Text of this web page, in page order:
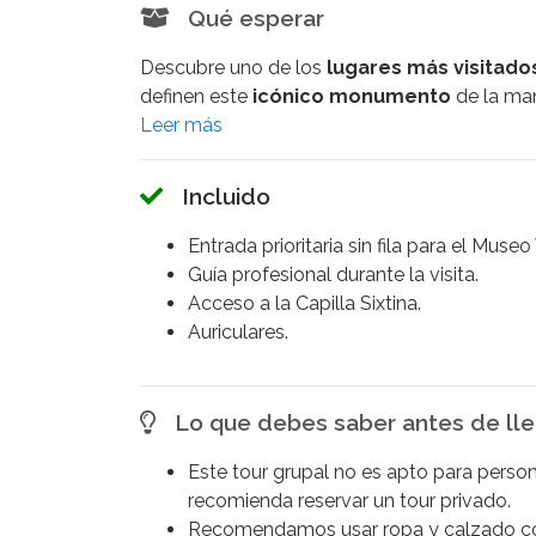
Qué esperar
Descubre uno de los lugares más
definen este icónico monumento de la
Comienza tu
experiencia íntima en ungrupo reducido
Explora el
Museo Vaticano
innumerablesobras maestras
través de laGalería de Mapas, lasSalas
fascinantes detrás de estas obras históricas.
tourconcluirá con una visita a la
Miguel Ángel
Ahorra tiempo con unaentrada prioritaria
renombre mundial
Descubre las
Miguel
principalesatracciones de Romate
Incluido
Entrada prioritaria sin fila para el
Guía profesional durante la visita.
Acceso a la Capilla Sixtina.
Auriculares.
Lo que debes saber antes de
Este tour grupal no es apto para
recomienda reservar un tour privado.
Recomendamos usar ropa y calzado